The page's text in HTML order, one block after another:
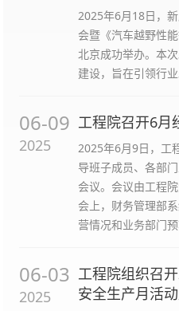
2025年6月18日，
会暨《汽车越野性
北京成功举办。本
建设，旨在引领行
06-09
2025
工程院召开6月
2025年6月9日，工
导班子成员、各部
会议。会议由工程
会上，财务管理部
营情况和业务部门
06-03
2025
工程院组织召
安全生产月活